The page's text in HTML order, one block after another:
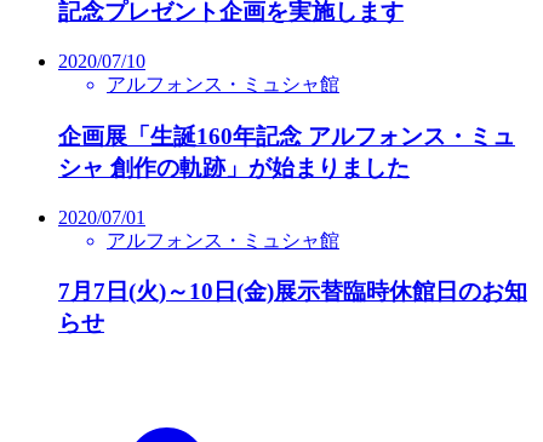
記念プレゼント企画を実施します
2020/07/10
アルフォンス・ミュシャ館
企画展「生誕160年記念 アルフォンス・ミュ
シャ 創作の軌跡」が始まりました
2020/07/01
アルフォンス・ミュシャ館
7月7日(火)～10日(金)展示替臨時休館日のお知
らせ